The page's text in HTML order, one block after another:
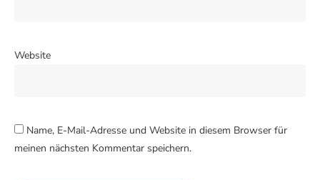
Website
Name, E-Mail-Adresse und Website in diesem Browser für
meinen nächsten Kommentar speichern.